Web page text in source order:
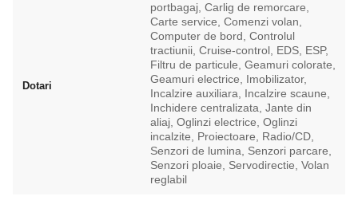
Dotari
portbagaj, Carlig de remorcare,
Carte service, Comenzi volan,
Computer de bord, Controlul
tractiunii, Cruise-control, EDS, ESP,
Filtru de particule, Geamuri colorate,
Geamuri electrice, Imobilizator,
Incalzire auxiliara, Incalzire scaune,
Inchidere centralizata, Jante din
aliaj, Oglinzi electrice, Oglinzi
incalzite, Proiectoare, Radio/CD,
Senzori de lumina, Senzori parcare,
Senzori ploaie, Servodirectie, Volan
reglabil